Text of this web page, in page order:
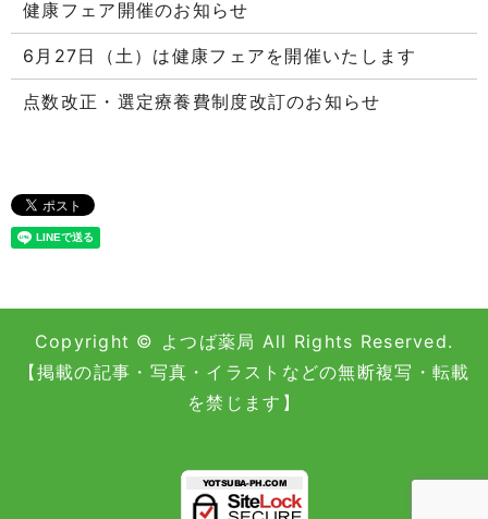
健康フェア開催のお知らせ
6月27日（土）は健康フェアを開催いたします
点数改正・選定療養費制度改訂のお知らせ
Copyright © よつば薬局 All Rights Reserved.
【掲載の記事・写真・イラストなどの無断複写・転載
を禁じます】